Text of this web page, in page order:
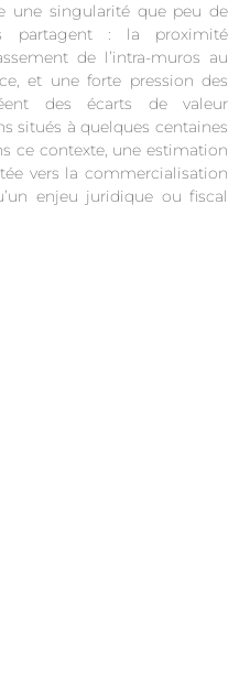
une singularité que peu de
partagent : la proximité
de l’intra-muros au
et une forte pression des
des écarts de valeur
situés à quelques centaines
ce contexte, une estimation
vers la commercialisation
enjeu juridique ou fiscal